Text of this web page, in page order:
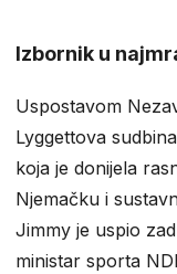
Izbornik u
Uspostavom
Lyggettova
koja je donijela
Njemačku i
Jimmy je uspio
ministar sporta